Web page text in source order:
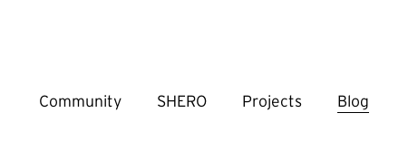
Community SHERO Projects Blog